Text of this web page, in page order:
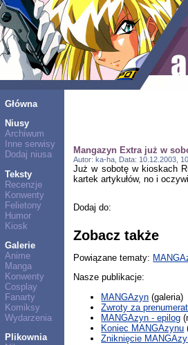
Główna
Niusy
Archiwum
Inne serwisy
Dodaj niusa
Teksty
Recenzje
Konwenty
Felietony
Humor
Kiosk
Galerie
Anime
Manga
Konwenty
Cosplay
Fanarty
Komiksy
Wydarzenia
Plikownia
Mangazyn Extra już w
Autor: ka-ha, Data: 10.12.2003,
Już w sobotę w kioskach
kartek artykułów, no i
Dodaj do:
Zobacz także
Powiązane tematy:
Nasze publikacje:
MANGAzyn (galeria)
Zwroty za
MANGAzyn - epilog
Koniec MANGAzynu
Zniknięcie